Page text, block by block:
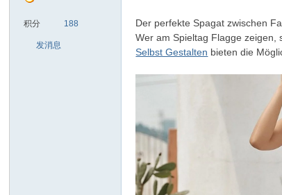
积分 188
发消息
Der perfekte Spagat zwischen
Wer am Spieltag Flagge
Selbst Gestalten bieten die